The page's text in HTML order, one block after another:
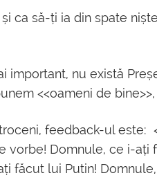
ca să-ți ia din spate
important, nu există
<<oameni de
feedback-ul este:
vorbe! Domnule, ce i-
făcut lui Putin!